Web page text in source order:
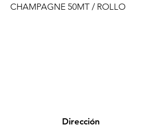
CHAMPAGNE 50MT / ROLLO
Dirección